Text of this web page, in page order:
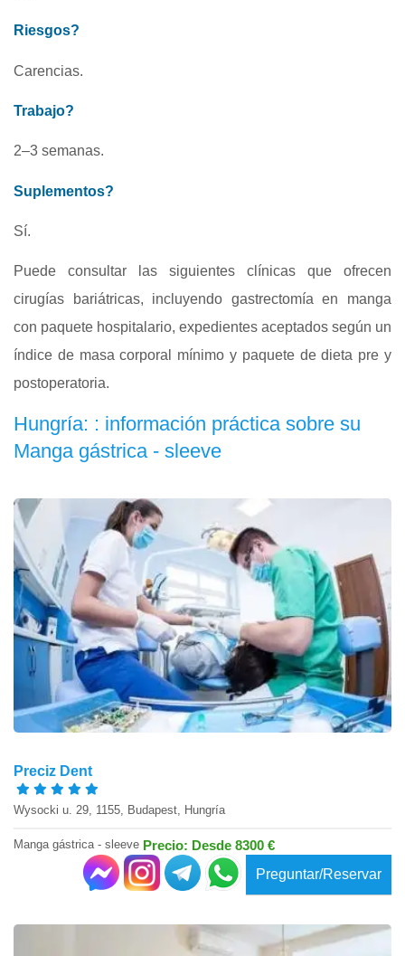
Riesgos?
Carencias.
Trabajo?
2–3 semanas.
Suplementos?
Sí.
Puede consultar las siguientes clínicas que ofrecen
cirugías bariátricas, incluyendo gastrectomía en manga
con paquete hospitalario, expedientes aceptados según un
índice de masa corporal mínimo y paquete de dieta pre y
postoperatoria.
Hungría: : información práctica sobre su
Manga gástrica - sleeve
Preciz Dent
Wysocki u. 29, 1155, Budapest, Hungría
Manga gástrica - sleeve Precio: Desde 8300 €
Preguntar/Reservar